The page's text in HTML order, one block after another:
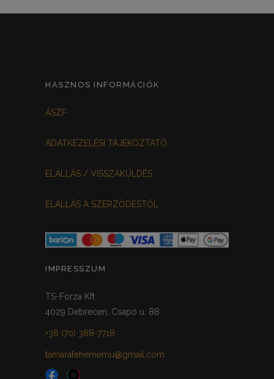
HASZNOS INFORMÁCIÓK
ÁSZF
ADATKEZELÉSI TÁJÉKOZTATÓ
ELÁLLÁS / VISSZAKÜLDÉS
ELÁLLÁS A SZERZŐDÉSTŐL
IMPRESSZUM
TS-Forza Kft
4029 Debrecen, Csapó u. 88.
+36 (70) 388-7718
tamarafehernemu@gmail.com